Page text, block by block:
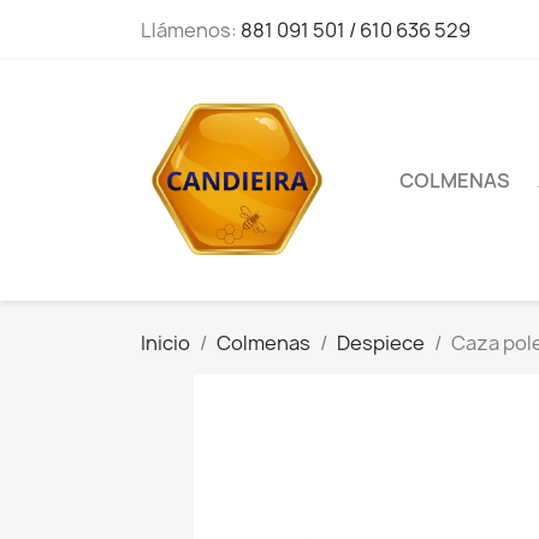
Llámenos: 881 091 501 / 610 636 529
COLMENAS
Inicio Colmenas Despiece Caza